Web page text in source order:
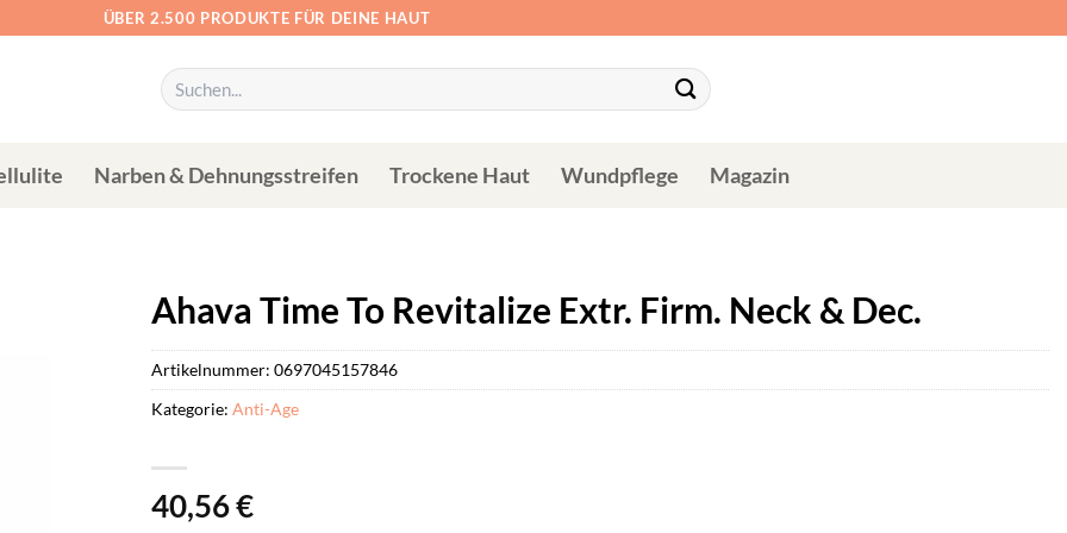
ÜBER 2.500 PRODUKTE FÜR DEINE HAUT
Suchen
nach:
Narben & Dehnungsstreifen Trockene Haut Wundpflege Magazin
Ahava Time To Revitalize Extr. Firm. Neck & Dec.
40,56€
Artikelnummer: 0697045157846
Kategorie: Anti-Age